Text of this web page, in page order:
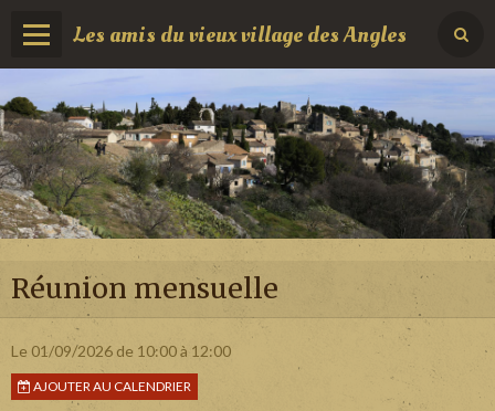
Les amis du vieux village des Angles
Réunion mensuelle
Le 01/09/2026 de 10:00à 12:00
AJOUTER AU CALENDRIER